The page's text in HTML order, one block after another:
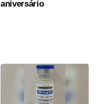
aniversário